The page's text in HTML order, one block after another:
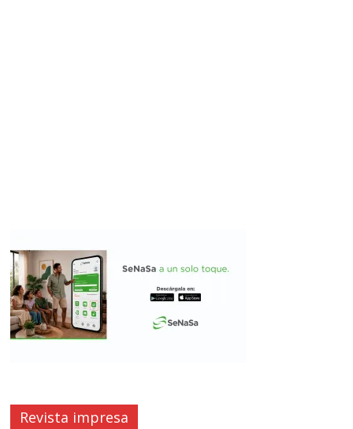
Revista impresa